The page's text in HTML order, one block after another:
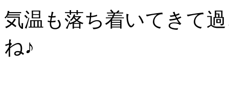
気温も落ち着いてきて
ね♪